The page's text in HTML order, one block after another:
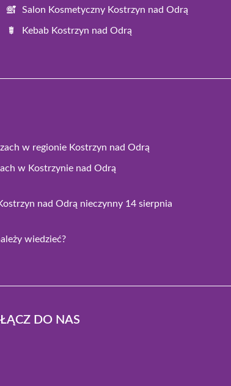
Salon Kosmetyczny Kostrzyn nad Odrą
Kebab Kostrzyn nad Odrą
w regionie Kostrzyn nad Odrą
w Kostrzynie nad Odrą
nad Odrą nieczynny 14 sierpnia
wiedzieć?
DO NAS